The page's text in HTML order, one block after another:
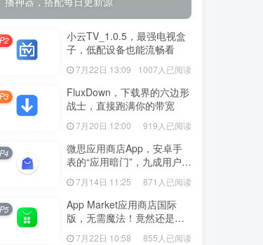
小云TV_1.0.5，最强电视盒
子，低配设备也能流畅看
7月22日 13:09 1007人已阅读
FluxDown，下载界的六边形
战士，直接跑满你的带宽
7月20日 12:00 919人已阅读
微思应用商店App，安卓手
表的“应用暗门”，九成用户还
没发现
7月14日 11:25 871人已阅读
App Market应用商店国际
版，无需魔法！竟然还是大
厂出品？
7月22日 10:58 855人已阅读